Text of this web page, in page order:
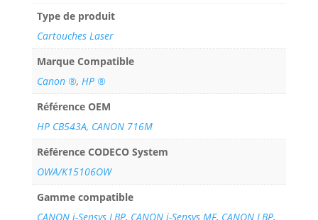
Type de produit
Cartouches Laser
Marque Compatible
Canon ®, HP ®
Référence OEM
HP CB543A, CANON 716M
Référence CODECO System
OWA/K15106OW
Gamme compatible
CANON i-Sensys LBP, CANON i-Sensys MF, CANON LBP,